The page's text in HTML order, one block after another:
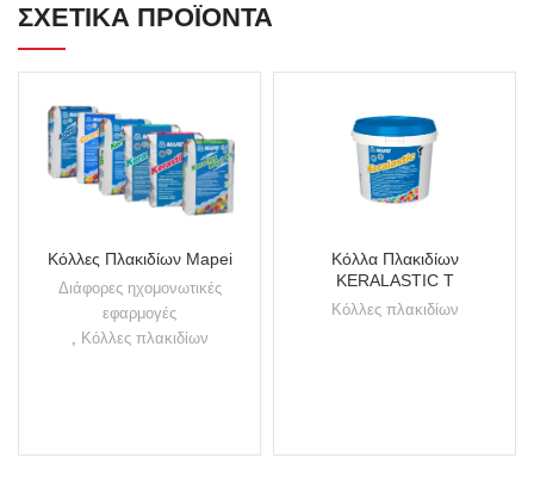
ΣΧΕΤΙΚΆ ΠΡΟΪΌΝΤΑ
Κόλλες Πλακιδίων Mapei
Διάφορες ηχομονωτικές
εφαρμογές
Κόλλες πλακιδίων
Κόλλα Πλακιδίων
KERALASTIC T
Κόλλες πλακιδίων